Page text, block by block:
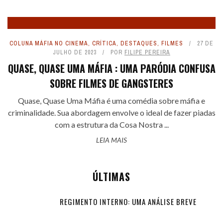
COLUNA MÁFIA NO CINEMA, CRÍTICA, DESTAQUES, FILMES
27 DE
JULHO DE 2023
POR FILIPE PEREIRA
QUASE, QUASE UMA MÁFIA : UMA PARÓDIA CONFUSA
SOBRE FILMES DE GANGSTERES
Quase, Quase Uma Máfia é uma comédia sobre máfia e
criminalidade. Sua abordagem envolve o ideal de fazer piadas
com a estrutura da Cosa Nostra ...
LEIA MAIS
ÚLTIMAS
REGIMENTO INTERNO: UMA ANÁLISE BREVE